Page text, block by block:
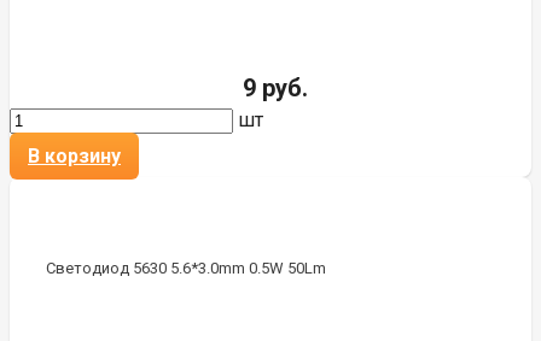
9 руб.
шт
В корзину
Светодиод 5630 5.6*3.0mm 0.5W 50Lm